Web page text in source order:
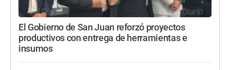
El Gobierno de San Juan reforzó proyectos
productivos con entrega de herramientas e
insumos